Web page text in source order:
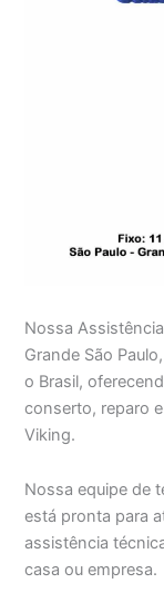
Nossa
Grande São
o Brasil,
conserto, reparo
Viking.
Nossa equipe de
está pronta para
assistência
casa ou empresa.